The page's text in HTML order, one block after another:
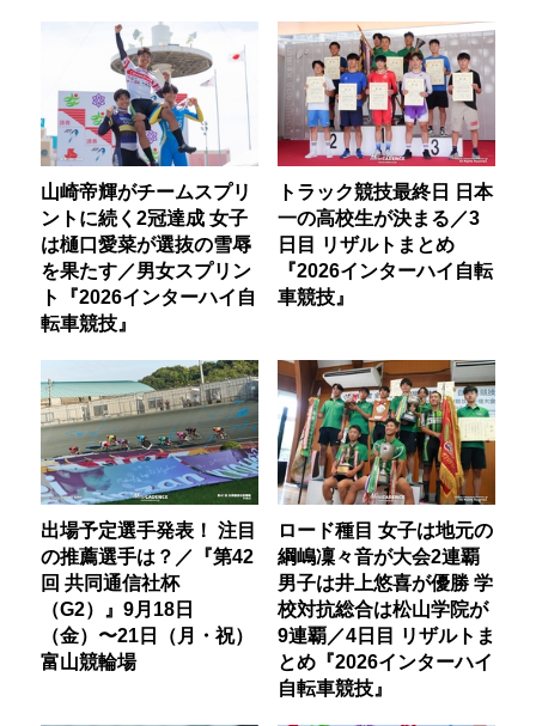
山崎帝輝がチームスプリ
ントに続く2冠達成 女子
は樋口愛菜が選抜の雪辱
を果たす／男女スプリン
ト『2026インターハイ自
転車競技』
トラック競技最終日 日本
一の高校生が決まる／3
日目 リザルトまとめ
『2026インターハイ自転
車競技』
出場予定選手発表！ 注目
の推薦選手は？／『第42
回 共同通信社杯
（G2）』9月18日
（金）〜21日（月・祝）
富山競輪場
ロード種目 女子は地元の
綱嶋凜々音が大会2連覇
男子は井上悠喜が優勝 学
校対抗総合は松山学院が
9連覇／4日目 リザルトま
とめ『2026インターハイ
自転車競技』